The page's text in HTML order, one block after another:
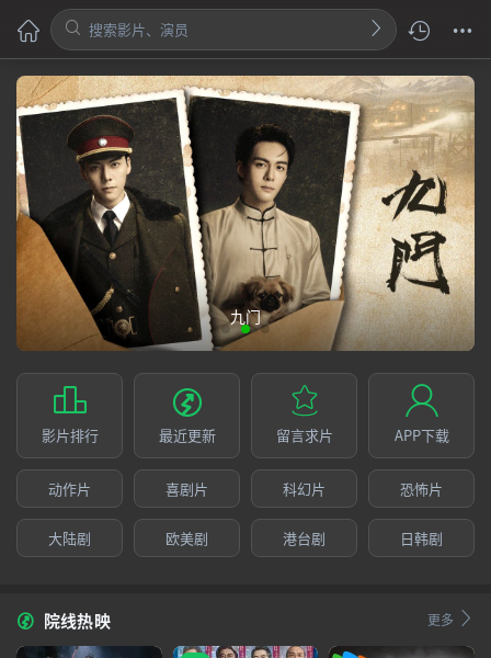
袋
鼠
影
视
最
新
电
影、
电
剧、
动
漫、
综
艺
在
宇宙年糕店
影片排行 最近更新 留言求片 APP下载
动作片 喜剧片 科幻片 恐怖片
大陆剧 欧美剧 港台剧 日韩剧
院线热映 更多